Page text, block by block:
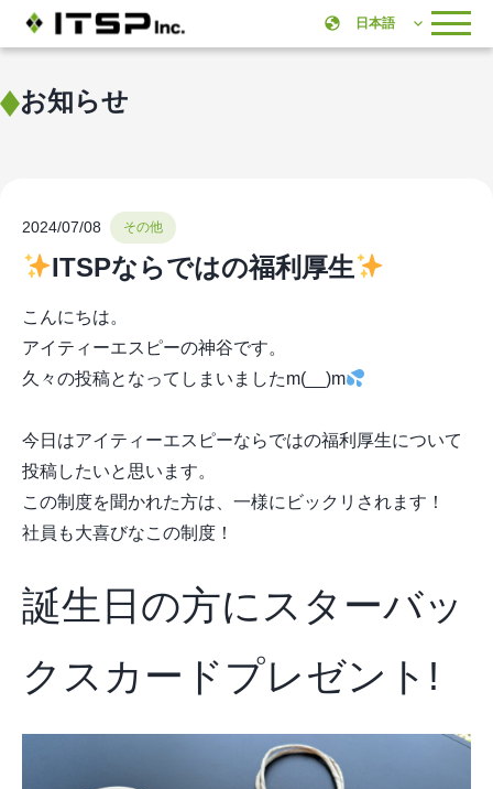
お知らせ
2024/07/08 その他
ITSPならではの福利厚生
こんにちは。
アイティーエスピーの神谷です。
久々の投稿となってしまいましたm(__)m
今日はアイティーエスピーならではの福利厚生について
投稿したいと思います。
この制度を聞かれた方は、一様にビックリされます！
社員も大喜びなこの制度！
誕生日の方にスターバッ
クスカードプレゼント!